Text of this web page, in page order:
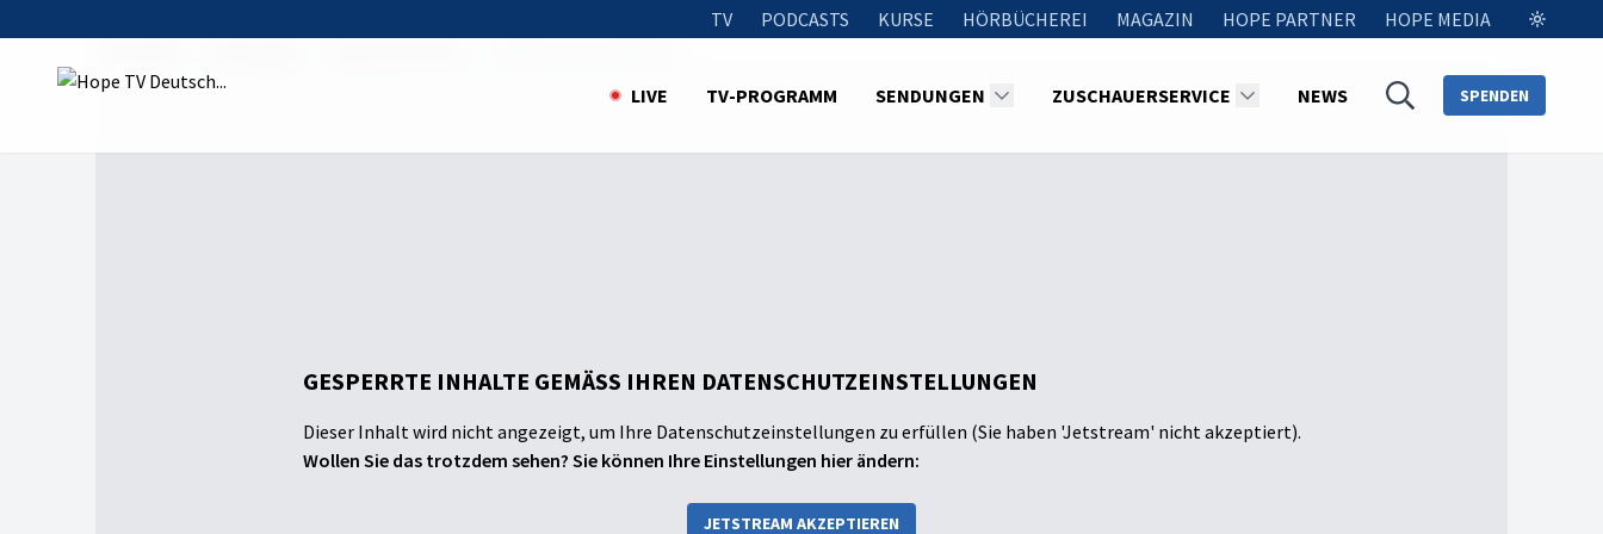
TV PODCASTS KURSE HÖRBÜCHEREI MAGAZIN HOPE PARTNER HOPE MEDIA
LIVE TV-PROGRAMM SENDUNGEN ZUSCHAUERSERVICE NEWS SPENDEN
GESPERRTE INHALTE GEMÄSS IHREN DATENSCHUTZEINSTELLUNGEN
Dieser Inhalt wird nicht angezeigt, um Ihre Datenschutzeinstellungen zu erfüllen (Sie haben 'Jetstream' nicht akzeptiert).
Wollen Sie das trotzdem sehen? Sie können Ihre Einstellungen hier ändern:
JETSTREAM AKZEPTIEREN